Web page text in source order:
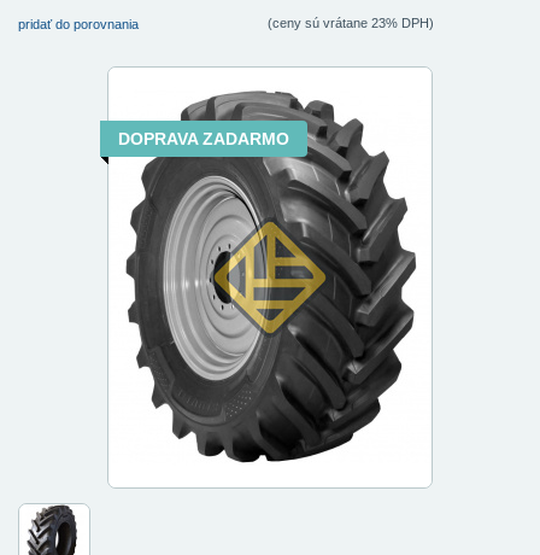
pridať do porovnania (ceny sú vrátane 23% DPH)
DOPRAVA ZADARMO